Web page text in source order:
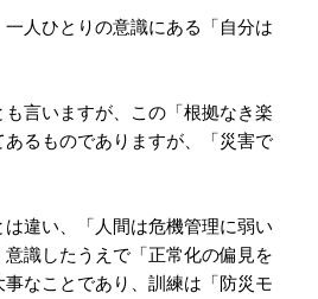
一人ひとりの意識にある「自分は
も言いますが、この「根拠なき楽
るものでありますが、「災害で
違い、「人間は危機管理に弱い
識したうえで「正常化の偏見を
なことであり、訓練は「防災モ